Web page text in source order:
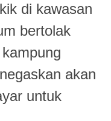
di kawasan
bertolak
akan
untuk